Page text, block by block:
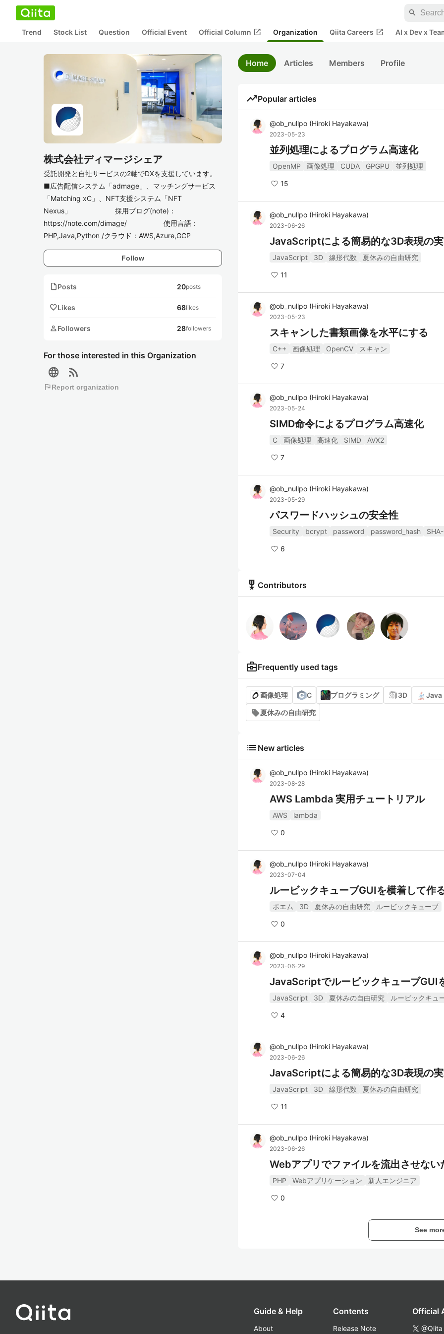
search
Trend Stock List Question Official Event Official Column open_in_new Organization Qiita Careers open_in_new AI x Dev x
株式会社ディマージシェア
受託開発と自社サービスの2軸でDXを支援しています。
■広告配信システム「admage」、マッチングサービス
「Matching xC」、NFT支援システム「NFT
Nexus」 採用ブログ(note)：
https://note.com/dimage/ 使用言語：
PHP,Java,Python /クラウド：AWS,Azure,GCP
Follow
notePosts 20posts
favoriteLikes 68likes
personFollowers 28followers
For those interested in this Organization
language rss_feed
flagReport organization
Home Articles Members Profile
trending_upPopular articles
@ob_nullpo (Hiroki Hayakawa)
2023-05-23
並列処理によるプログラム高速化
OpenMP 画像処理 CUDA GPGPU 並列処理
15
@ob_nullpo (Hiroki Hayakawa)
2023-06-26
JavaScriptによる簡易的な3D表現の
JavaScript 3D 線形代数 夏休みの自由研究
11
@ob_nullpo (Hiroki Hayakawa)
2023-05-23
スキャンした書類画像を水平にする
C++ 画像処理 OpenCV スキャン
7
@ob_nullpo (Hiroki Hayakawa)
2023-05-24
SIMD命令によるプログラム高速化
C 画像処理 高速化 SIMD AVX2
7
@ob_nullpo (Hiroki Hayakawa)
2023-05-29
パスワードハッシュの安全性
Security bcrypt password password_hash SHA-
6
military_tech Contributors
business_centerFrequently used tags
画像処理 C プログラミング 3D Java
夏休みの自由研究
list New articles
@ob_nullpo (Hiroki Hayakawa)
2023-08-28
AWS Lambda 実用チュートリアル
AWS lambda
0
@ob_nullpo (Hiroki Hayakawa)
2023-07-04
ルービックキューブGUIを横着して作
ポエム 3D 夏休みの自由研究 ルービックキューブ
0
@ob_nullpo (Hiroki Hayakawa)
2023-06-29
JavaScriptでルービックキューブGUI
JavaScript 3D 夏休みの自由研究 ルービックキュ
4
@ob_nullpo (Hiroki Hayakawa)
2023-06-26
JavaScriptによる簡易的な3D表現の
JavaScript 3D 線形代数 夏休みの自由研究
11
@ob_nullpo (Hiroki Hayakawa)
2023-06-26
Webアプリでファイルを流出させない
PHP Webアプリケーション 新人エンジニア
0
See
Guide & Help
About
Contents
Release Note
Official
@Qiita